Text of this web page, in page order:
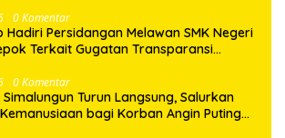
0 Komentar
Hadiri Persidangan Melawan SMK Negeri
Terkait Gugatan Transparansi
0 Komentar
Turun Langsung, Salurkan
bagi Korban Angin Puting